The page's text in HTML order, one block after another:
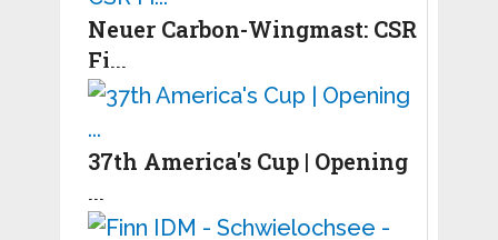
Neuer Carbon-Wingmast: CSR
Fi...
37th America's Cup | Opening
...